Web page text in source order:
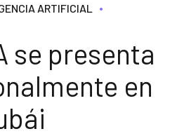
ARTIFICIAL
se presenta
en